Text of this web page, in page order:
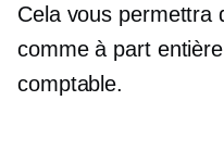
Cela vous permettra
commeà part entière
comptable.